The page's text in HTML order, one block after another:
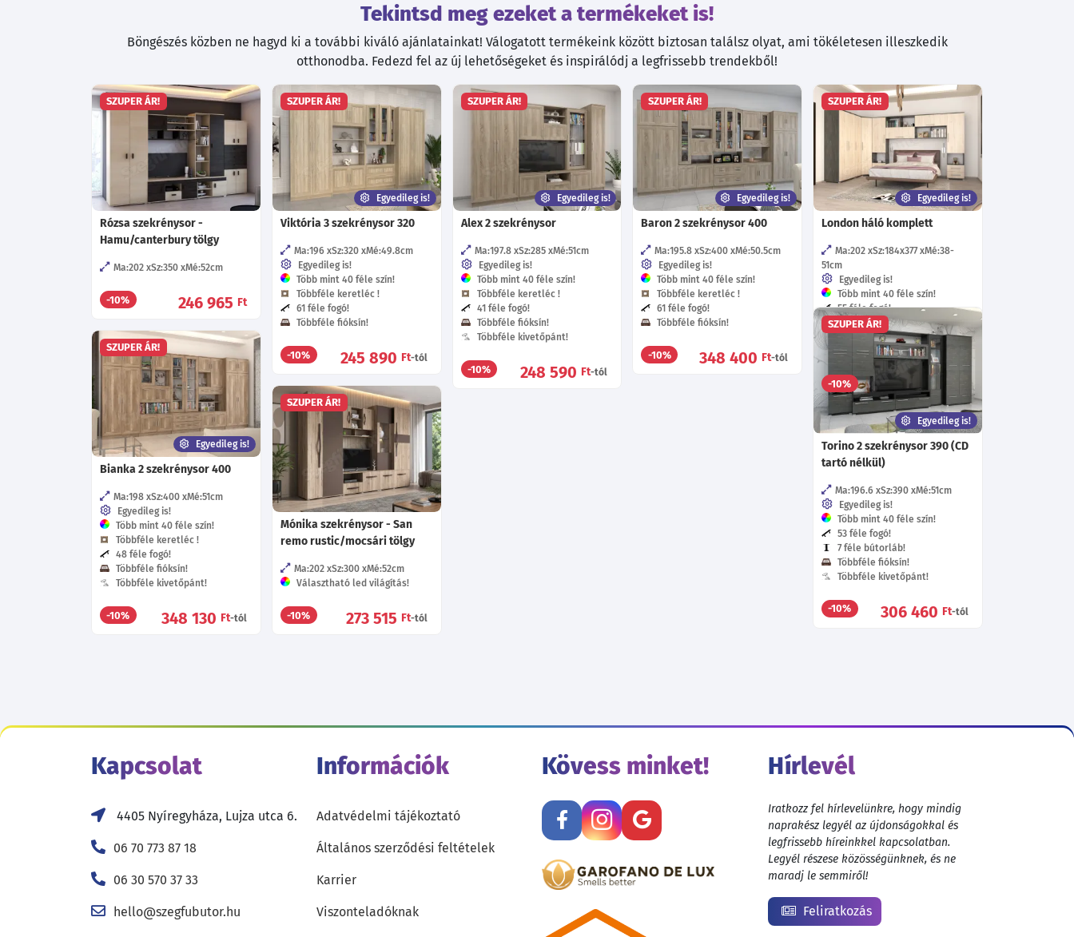
Tekintsd meg ezeket a termékeket is!
Böngészés közben ne hagyd ki a további kiváló ajánlatainkat! Válogatott termékeink között biztosan találsz olyat, ami tökéletesen illeszkedik
otthonodba. Fedezd fel az új lehetőségeket és inspirálódj a legfrissebb trendekből!
SZUPER ÁR!
Rózsa szekrénysor -
Hamu/canterbury tölgy
Ma:202 Sz:350 Mé:52cm
-10% 246 965 Ft
SZUPER ÁR!
Egyedileg is!
Viktória 3 szekrénysor 320
Ma:196 Sz:320 Mé:49.8cm
Egyedileg is!
Több mint 40 féle szín!
Többféle keretléc !
61 féle fogó!
Többféle fióksín!
-10% 245 890 Ft-tól
SZUPER ÁR!
Egyedileg is!
Alex 2 szekrénysor
Ma:197.8 Sz:285 Mé:51cm
Egyedileg is!
Több mint 40 féle szín!
Többféle keretléc !
41 féle fogó!
Többféle fióksín!
Többféle kivetőpánt!
-10% 248 590 Ft-tól
SZUPER ÁR!
Egyedileg is!
Baron 2 szekrénysor 400
Ma:195.8 Sz:400 Mé:50.5cm
Egyedileg is!
Több mint 40 féle szín!
Többféle keretléc !
61 féle fogó!
Többféle fióksín!
-10% 348 400 Ft-tól
SZUPER ÁR!
Egyedileg is!
London háló komplett
Ma:202 Sz:184x377
Mé:38-
51cm
Egyedileg is!
Több mint 40 féle szín!
55 féle fogó!
7 féle bútorláb!
Többféle fióksín!
Többféle kivetőpánt!
-10% 283 420
SZUPER ÁR!
Egyedileg is!
Torino 2 szekrénysor 390 (CD
tartó nélkül)
Ma:196.6 Sz:390 Mé:51cm
Egyedileg is!
Több mint 40 féle szín!
53 féle fogó!
7 féle bútorláb!
Többféle fióksín!
Többféle kivetőpánt!
-10% 306 460 Ft-tól
SZUPER ÁR!
Egyedileg is!
Bianka 2 szekrénysor 400
Ma:198 Sz:400 Mé:51cm
Egyedileg is!
Több mint 40 féle szín!
Többféle keretléc !
48 féle fogó!
Többféle fióksín!
Többféle kivetőpánt!
-10% 348 130 Ft-tól
SZUPER ÁR!
Mónika szekrénysor - San
remo rustic/mocsári tölgy
Ma:202 Sz:300 Mé:52cm
Választható led világítás!
-10% 273 515 Ft-tól
Kapcsolat
4405 Nyíregyháza, Lujza utca 6.
06 70 773 87 18
06 30 570 37 33
hello@szegfubutor.hu
Információk
Adatvédelmi tájékoztató
Általános szerződési feltételek
Karrier
Viszonteladóknak
Kövess minket! Hírlevél
Iratkozz fel hírlevelünkre, hogy mindig
naprakész legyél az újdonságokkal és
legfrissebb híreinkkel kapcsolatban.
Legyél részese közösségünknek, és ne
maradj le semmiről!
Feliratkozás